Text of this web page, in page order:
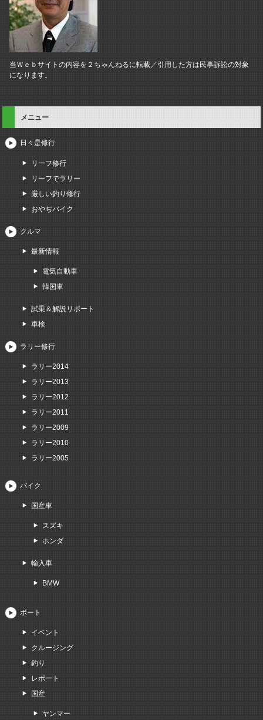
当Ｗｅｂサイトの内容を２ちゃんねるに転載／引用した方は民事訴訟の対象
になります。
メニュー
日々是修行
リーフ修行
リーフでラリー
厳しい釣り修行
おやぢバイク
クルマ
最新情報
電気自動車
韓国車
試乗＆解説リポート
車検
ラリー修行
ラリー2014
ラリー2013
ラリー2012
ラリー2011
ラリー2009
ラリー2010
ラリー2005
バイク
国産車
スズキ
ホンダ
輸入車
BMW
ボート
イベント
クルージング
釣り
レポート
国産
ヤンマー